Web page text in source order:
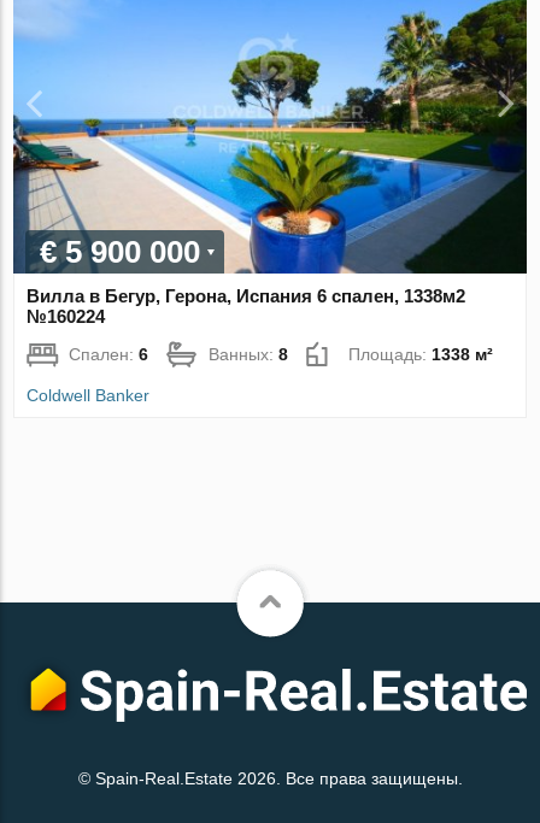
€ 5 900 000
Вилла в Бегур, Герона, Испания 6 спален, 1338м2
№160224
Спален:6 Ванных:8 Площадь: 1338 м²
Coldwell Banker
© Spain-Real.Estate 2026. Все права защищены.